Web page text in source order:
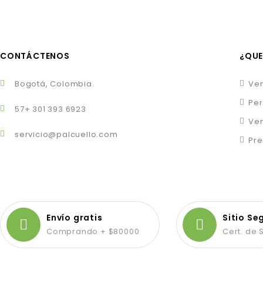
CONTÁCTENOS
Bogotá, Colombia.
57+ 301 393 6923
servicio@palcuello.com
Envío gratis
Comprando + $80000
Sitio
Cert. de